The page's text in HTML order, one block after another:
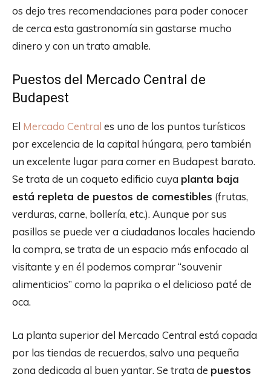
os dejo tres recomendaciones para poder conocer
de cerca esta gastronomía sin gastarse mucho
dinero y con un trato amable.
Puestos del Mercado Central de
Budapest
El Mercado Central es uno de los puntos turísticos
por excelencia de la capital húngara, pero también
un excelente lugar para comer en Budapest barato.
Se trata de un coqueto edificio cuya planta baja
está repleta de puestos de comestibles (frutas,
verduras, carne, bollería, etc.). Aunque por sus
pasillos se puede ver a ciudadanos locales haciendo
la compra, se trata de un espacio más enfocado al
visitante y en él podemos comprar “souvenir
alimenticios” como la paprika o el delicioso paté de
oca.
La planta superior del Mercado Central está copada
por las tiendas de recuerdos, salvo una pequeña
zona dedicada al buen yantar. Se trata de puestos